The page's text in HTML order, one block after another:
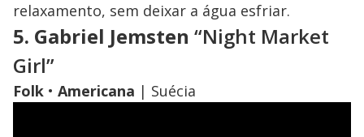
relaxamento, sem deixar a água esfriar.
5. Gabriel Jemsten “Night Market
Girl”
Folk • Americana | Suécia